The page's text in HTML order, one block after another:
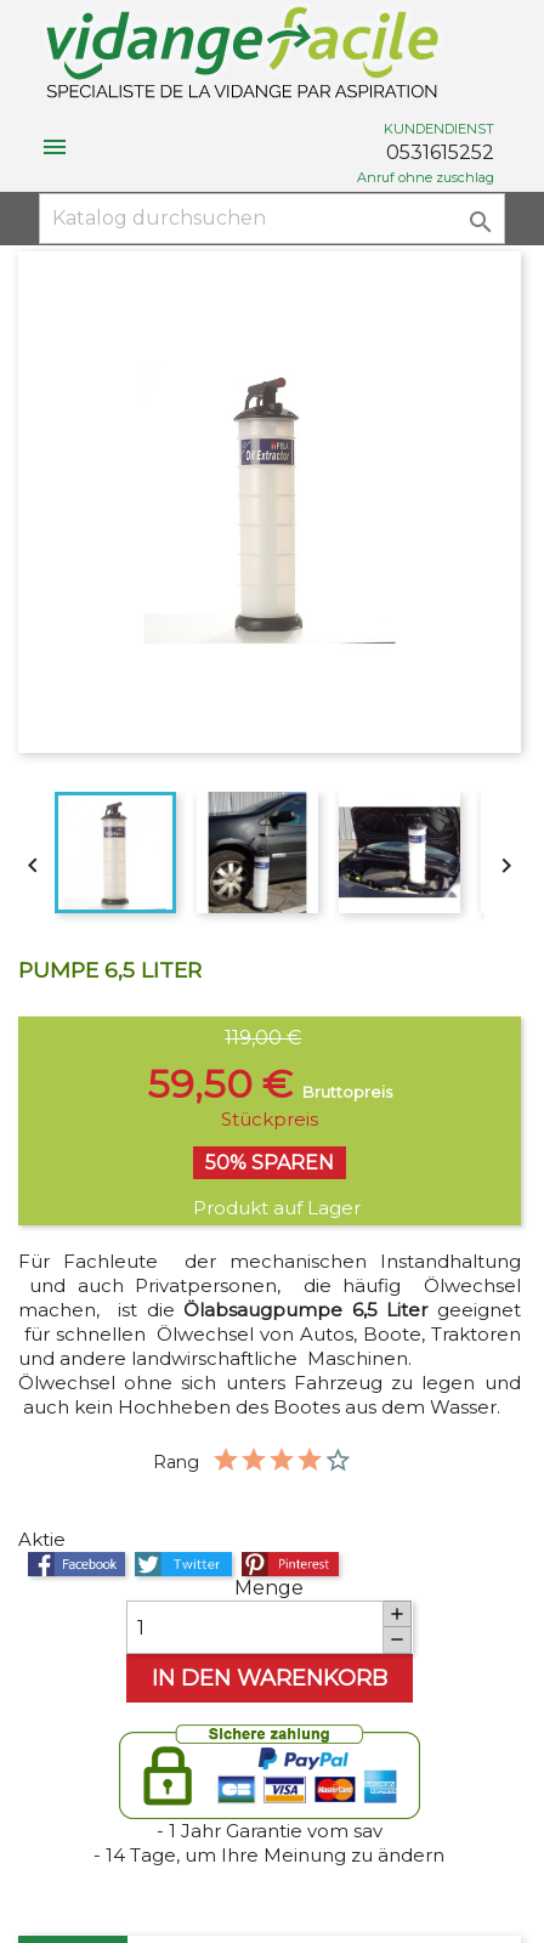

KUNDENDIENST
0531615252
Anruf ohne zuschlag

 
PUMPE 6,5 LITER
119,00 €
59,50 € Bruttopreis
Stückpreis
50% SPAREN
Produkt auf Lager
Für Fachleute der mechanischen Instandhaltung
und auch Privatpersonen, die häufig Ölwechsel
machen, ist die Ölabsaugpumpe 6,5 Litergeeignet
für schnellen Ölwechsel von Autos, Boote, Traktoren
und andere landwirschaftliche Maschinen.
Ölwechsel ohne sich unters Fahrzeug zu legen und
auch kein Hochheben des Bootes aus dem Wasser.
Rang
Aktie
Teilen
Tweet
Menge


IN DEN WARENKORB
- 1 Jahr Garantie vom sav
- 14 Tage, um Ihre Meinung zu ändern